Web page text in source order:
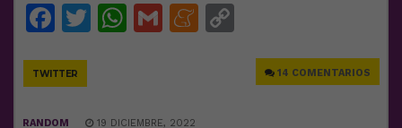
Facebook
Twitter
WhatsApp
GmailMeneame
TWITTER 14 COMENTARIOS
RANDOM 19 DICIEMBRE, 2022